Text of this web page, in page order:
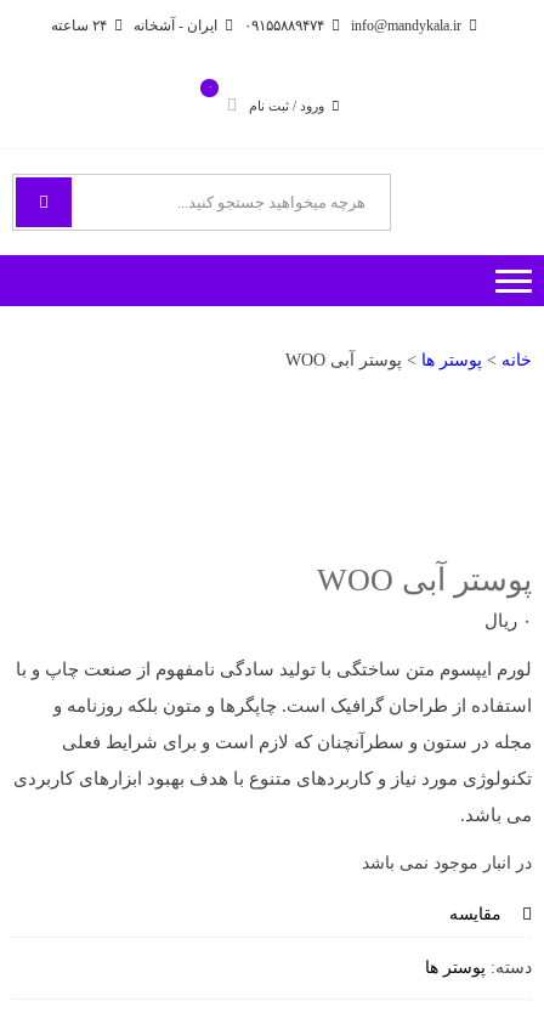
info@mandykala.ir ۰۹۱۵۵۸۸۹۴۷۴ ایران - آشخانه
ورود / ثبت نام
۰
فروشگاه اینترنتی مندی
خانه > پوستر ها > پوستر آبی WOO
پوستر آبی WOO
۰ ریال
لورم ایپسوم متن ساختگی با تولید سادگی نامفهوم از صنعت چاپ و با
استفاده از طراحان گرافیک است. چاپگرها و متون بلکه روزنامه و
مجله در ستون و سطرآنچنان که لازم است و برای شرایط فعلی
تکنولوژی مورد نیاز و کاربردهای متنوع با هدف بهبود ابزارهای کاربردی
می باشد.
در انبار موجود نمی باشد
مقایسه
دسته: پوستر ها